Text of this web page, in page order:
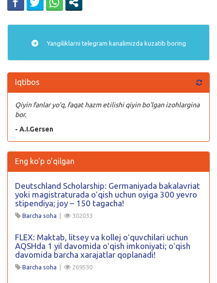
Yangiliklarni telegram kanalimizda kuzatib boring
Iqtibos
Qiyin fanlar yo’q, faqat hazm etilishi qiyin bo’lgan izohlargina
bor.
- A.I.Gersen
Eng ko'p o'qilgan
Deutschland Scholarship: Germaniyada bakalavriat
yoki magistraturada oʻqish uchun oyiga 300 yevro
stipendiya; joy – 150 tagacha!
Barcha soha | 302033
FLEX: Maktab, litsey va kollej oʻquvchilari uchun
AQSHda 1 yil davomida oʻqish imkoniyati; oʻqish
davomida barcha xarajatlar qoplanadi!
Barcha soha | 269530